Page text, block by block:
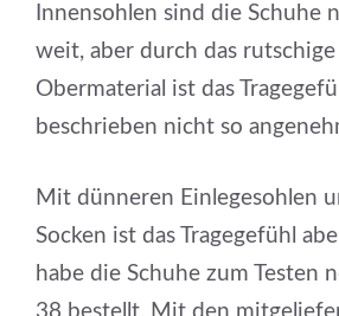
Innensohlen sind die Schuhe
weit, aber durch das rutschige
Obermaterial ist das
beschrieben nicht so
Mit dünneren Einlegesohlen
Socken ist das Tragegefühl
habe die Schuhe zum Testen